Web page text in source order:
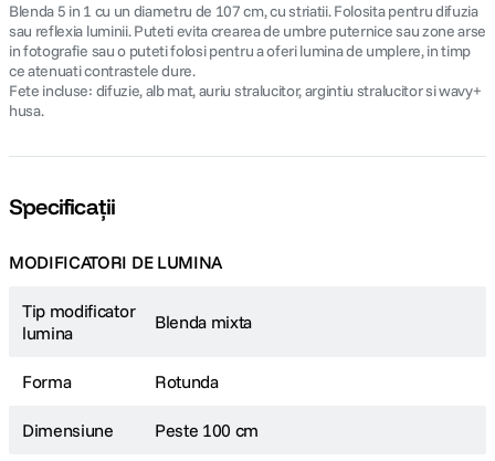
Blenda 5 in 1 cu un diametru de 107 cm, cu striatii. Folosita pentru difuzia
sau reflexia luminii. Puteti evita crearea de umbre puternice sau zone arse
in fotografie sau o puteti folosi pentru a oferi lumina de umplere, in timp
ce atenuati contrastele dure.
Fete incluse: difuzie, alb mat, auriu stralucitor, argintiu stralucitor si wavy+
husa.
Specificații
MODIFICATORI DE LUMINA
Tip modificator
lumina
Blenda mixta
Forma Rotunda
Dimensiune Peste 100 cm